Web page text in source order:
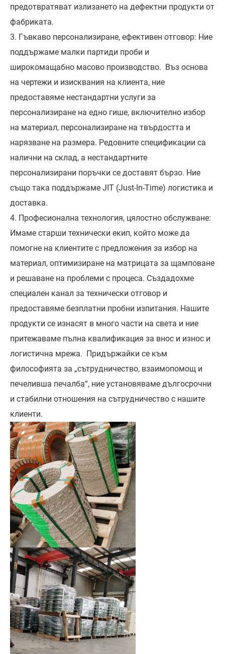
предотвратяват излизането на дефектни продукти от
фабриката.
3. Гъвкаво персонализиране, ефективен отговор: Ние
поддържаме малки партиди проби и
широкомащабно масово производство. Въз основа
на чертежи и изисквания на клиента, ние
предоставяме нестандартни услуги за
персонализиране на едно гише, включително избор
на материал, персонализиране на твърдостта и
нарязване на размера. Редовните спецификации са
налични на склад, а нестандартните
персонализирани поръчки се доставят бързо. Ние
също така поддържаме JIT (Just-In-Time) логистика и
доставка.
4. Професионална технология, цялостно обслужване:
Имаме старши технически екип, който може да
помогне на клиентите с предложения за избор на
материал, оптимизиране на матрицата за щамповане
и решаване на проблеми с процеса. Създадохме
специален канал за технически отговор и
предоставяме безплатни пробни изпитания. Нашите
продукти се изнасят в много части на света и ние
притежаваме пълна квалификация за внос и износ и
логистична мрежа. Придържайки се към
философията за „сътрудничество, взаимопомощ и
печеливша печалба“, ние установяваме дългосрочни
и стабилни отношения на сътрудничество с нашите
клиенти.